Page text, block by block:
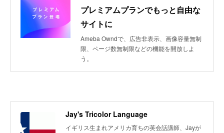
プレミアムプランでもっと自由な
サイトに
Ameba Owndで、広告非表示、画像容量無制
限、ページ数無制限などの機能を開放しよ
う。
Jay's Tricolor Language
イギリス生まれアメリカ育ちの英会話講師、Jayが